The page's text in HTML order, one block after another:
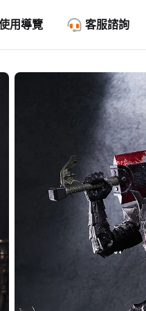
用導覽 客服諮詢